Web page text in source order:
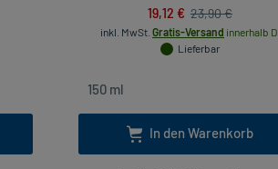
19,12 € 23,90 €
inkl. MwSt. Gratis-Versand innerhalb D.
Lieferbar
In den Warenkorb